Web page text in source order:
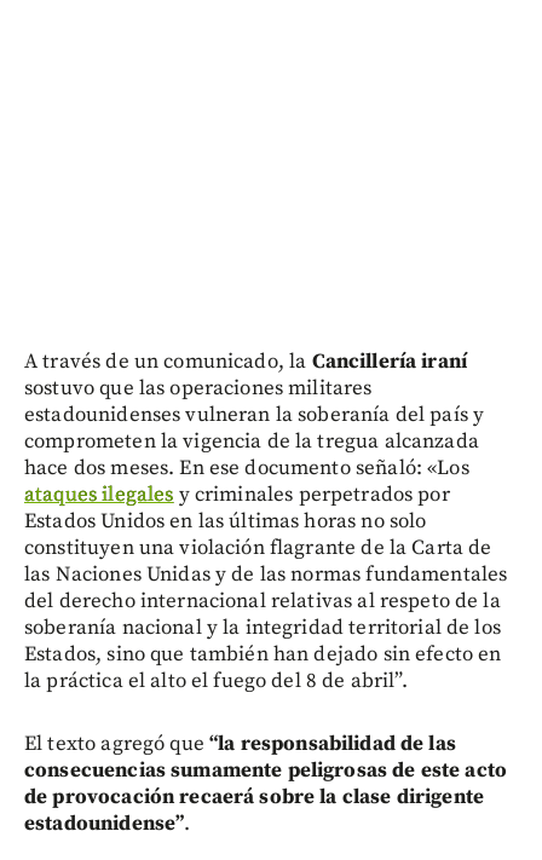
A través de un comunicado, la Cancillería iraní
sostuvo que las operaciones militares
estadounidenses vulneran la soberanía del país y
comprometen la vigencia de la tregua alcanzada
hace dos meses. En ese documento señaló: «Los
ataques ilegales y criminales perpetrados por
Estados Unidos en las últimas horas no solo
constituyen una violación flagrante de la Carta de
las Naciones Unidas y de las normas fundamentales
del derecho internacional relativas al respeto de la
soberanía nacional y la integridad territorial de los
Estados, sino que también han dejado sin efecto en
la práctica el alto el fuego del 8 de abril”.
El texto agregó que “la responsabilidad de las
consecuencias sumamente peligrosas de este acto
de provocación recaerá sobre la clase dirigente
estadounidense”.